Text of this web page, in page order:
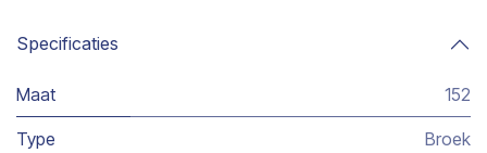
Specificaties
Maat 152
Type Broek